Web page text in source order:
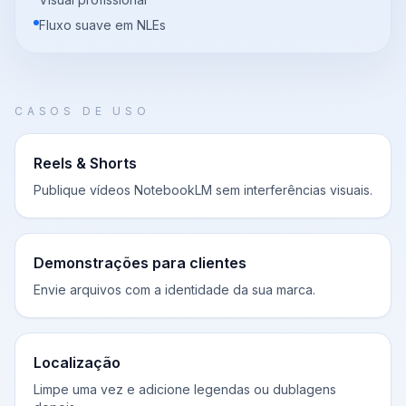
Fluxo suave em NLEs
CASOS DE USO
Reels & Shorts
Publique vídeos NotebookLM sem interferências visuais.
Demonstrações para clientes
Envie arquivos com a identidade da sua marca.
Localização
Limpe uma vez e adicione legendas ou dublagens